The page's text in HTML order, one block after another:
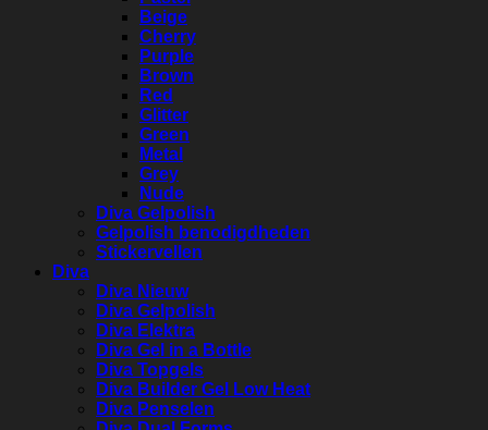
Beige
Cherry
Purple
Brown
Red
Glitter
Green
Metal
Grey
Nude
Diva Gelpolish
Gelpolish benodigdheden
Stickervellen
Diva
Diva Nieuw
Diva Gelpolish
Diva Elektra
Diva Gel in a Bottle
Diva Topgels
Diva Builder Gel Low Heat
Diva Penselen